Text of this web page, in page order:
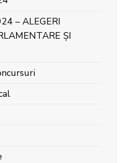
– ALEGERI
ȘI